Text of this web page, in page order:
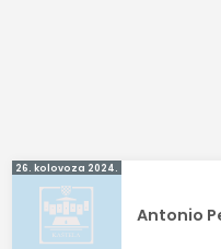
Navigacija
objava
26. kolovoza 2024.
Antonio